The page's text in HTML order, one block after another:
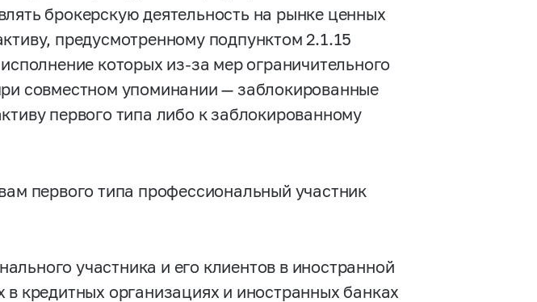
брокерскую деятельность на рынке ценных
предусмотренному подпунктом 2.1.15
исполнение которых из-за мер ограничительного
совместном упоминании — заблокированные
первого типа либо к заблокированному
первого типа профессиональный участник
участника и его клиентов в иностранной
кредитных организациях и иностранных банках